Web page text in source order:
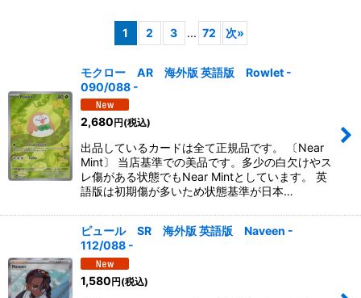
1 2 3 ... 72 次»
モクロー AR 海外版 英語版 Rowlet -
090/088 -
2,680円(税込)
出品しているカードは全て正規品です。 〔Near
Mint〕 当店基準での美品です。多少の白欠けやス
レ傷がある状態でもNear Mintとしています。 英
語版は初期傷が多いため状態基準が日本…
ピュール SR 海外版 英語版 Naveen -
112/088 -
1,580円(税込)